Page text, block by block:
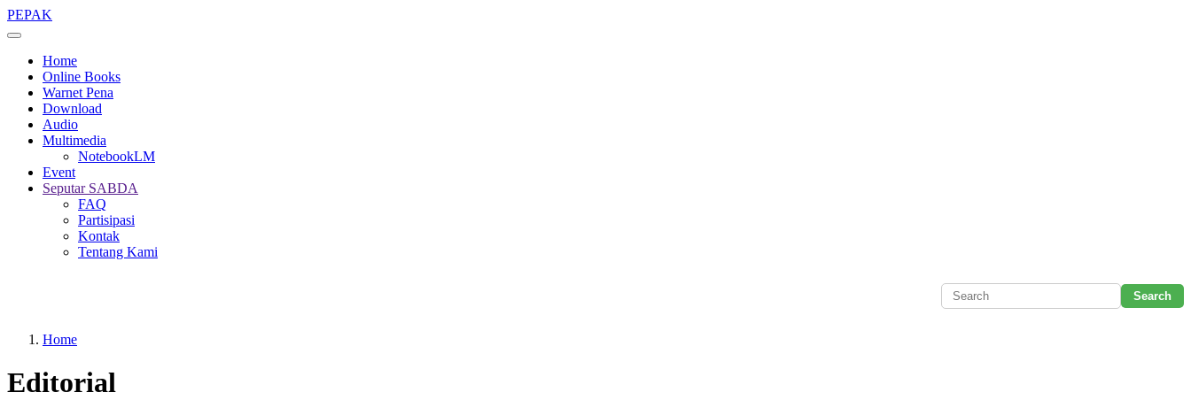
Skip
to
content
PEPAK
Home
Online Books
Warnet Pena
Download
Audio
Multimedia
NotebookLM
Event
Seputar SABDA
FAQ
Partisipasi
Kontak
Tentang Kami
Home
Editorial